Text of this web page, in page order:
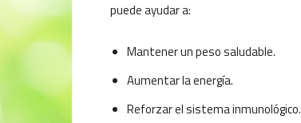
puede ayudar a:
Mantener un peso saludable.
Aumentar la energía.
Reforzar el sistema inmunológico.